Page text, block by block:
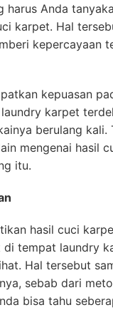
harus Anda
karpet. Hal
kepercayaan
kepuasan
karpet
berulang kali.
mengenai hasil
itu.
hasil cuci
di tempat laundry
Hal tersebut
sebab dari
bisa tahu